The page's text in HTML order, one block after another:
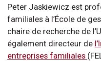
Peter Jaskiewicz est
familiales à l’École de
chaire de recherche de
également directeur de
entreprises familiales